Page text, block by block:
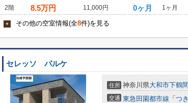
2階
8.5万円 11,000円 0ヶ月 1ヶ月
+ その他の空室情報(全8件)を見る
セレッソ パルケ
住所 神奈川県大和市下鶴間
交通 東急田園都市線 「 つ